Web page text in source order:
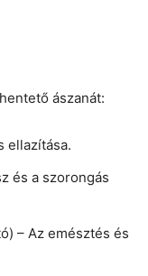
ászanát:
ellazítása.
és a szorongás
– Az emésztés és